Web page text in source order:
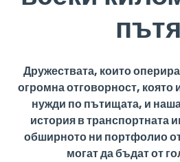
Дружествата, които
огромна отговорност,
нужди по пътищата, и
история в транспортната
обширното ни портфолио
могат да бъдат от